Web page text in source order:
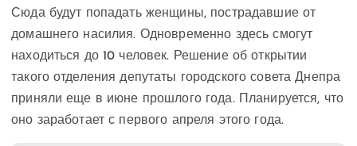
Сюда будут попадать женщины, пострадавшие от
домашнего насилия. Одновременно здесь смогут
находиться до 10 человек. Решение об открытии
такого отделения депутаты городского совета Днепра
приняли еще в июне прошлого года. Планируется, что
оно заработает с первого апреля этого года.